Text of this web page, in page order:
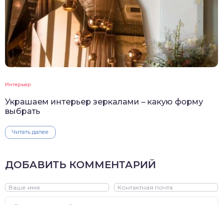
Интерьер
Украшаем интерьер зеркалами – какую форму
выбрать
Читать далее
ДОБАВИТЬ КОММЕНТАРИЙ